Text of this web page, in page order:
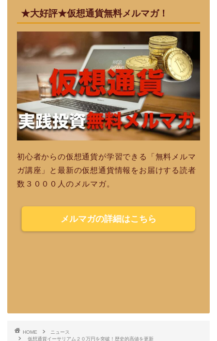
★大好評★仮想通貨無料メルマガ！
初心者からの仮想通貨が学習できる「無料メルマ
ガ講座」と最新の仮想通貨情報をお届けする読者
数３０００人のメルマガ。
メルマガの詳細はこちら
HOME
ニュース
仮想通貨イーサリアム２０万円を突破！歴史的高値を更新